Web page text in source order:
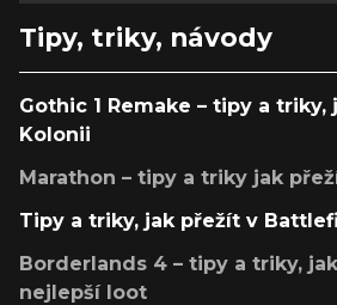
Tipy, triky, návody
Gothic 1 Remake – tipy a triky,
Kolonii
Marathon – tipy a triky jak
Tipy a triky, jak přežít v
Borderlands 4 – tipy a triky,
nejlepší loot